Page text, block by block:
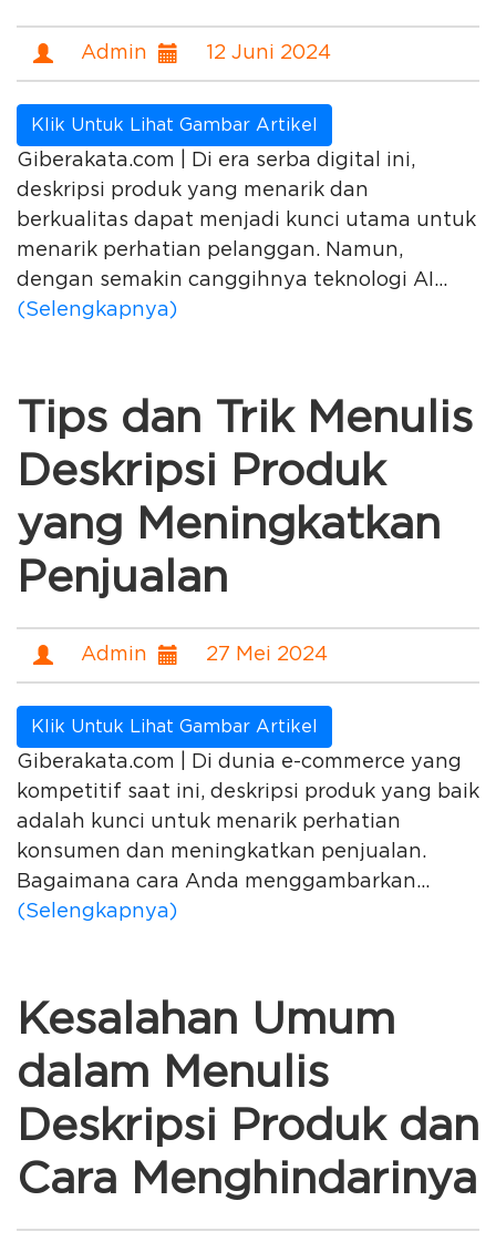
Admin 12 Juni 2024
Klik Untuk Lihat Gambar Artikel
Giberakata.com | Di era serba digital ini,
deskripsi produk yang menarik dan
berkualitas dapat menjadi kunci utama untuk
menarik perhatian pelanggan. Namun,
dengan semakin canggihnya teknologi AI...
(Selengkapnya)
Tips dan Trik Menulis
Deskripsi Produk
yang Meningkatkan
Penjualan
Admin 27 Mei 2024
Klik Untuk Lihat Gambar Artikel
Giberakata.com | Di dunia e-commerce yang
kompetitif saat ini, deskripsi produk yang baik
adalah kunci untuk menarik perhatian
konsumen dan meningkatkan penjualan.
Bagaimana cara Anda menggambarkan...
(Selengkapnya)
Kesalahan Umum
dalam Menulis
Deskripsi Produk dan
Cara Menghindarinya